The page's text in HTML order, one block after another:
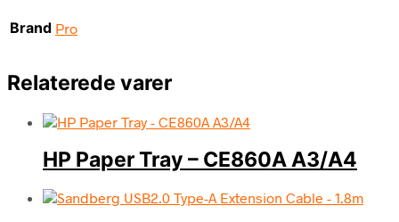
Brand Pro
Relaterede varer
HP Paper Tray – CE860A A3/A4